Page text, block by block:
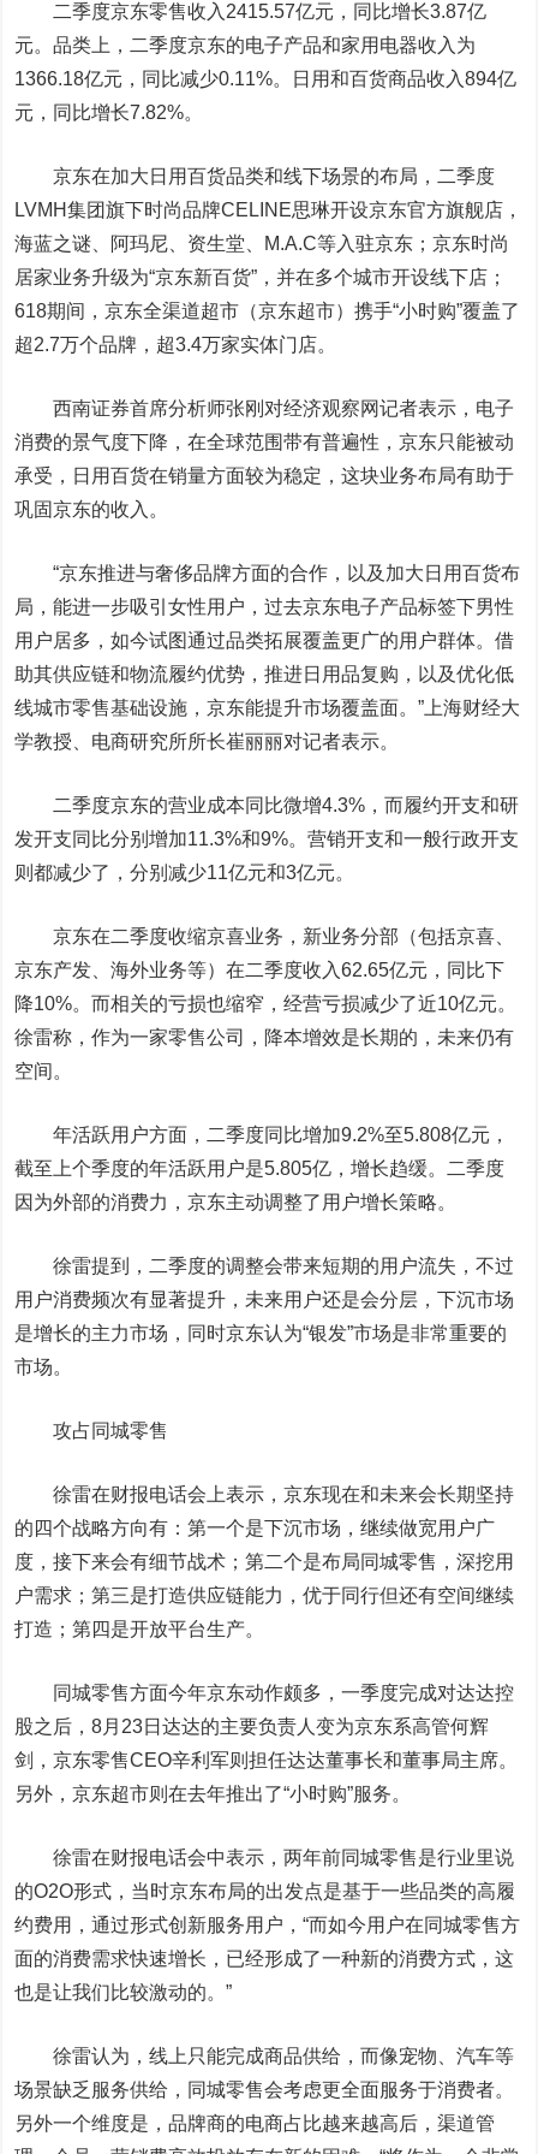
二季度京东零售收入2415.57亿元，同比增长3.87亿
元。品类上，二季度京东的电子产品和家用电器收入为
1366.18亿元，同比减少0.11%。日用和百货商品收入894亿
元，同比增长7.82%。
京东在加大日用百货品类和线下场景的布局，二季度
LVMH集团旗下时尚品牌CELINE思琳开设京东官方旗舰店，
海蓝之谜、阿玛尼、资生堂、M.A.C等入驻京东；京东时尚
居家业务升级为“京东新百货”，并在多个城市开设线下店；
618期间，京东全渠道超市（京东超市）携手“小时购”覆盖了
超2.7万个品牌，超3.4万家实体门店。
西南证券首席分析师张刚对经济观察网记者表示，电子
消费的景气度下降，在全球范围带有普遍性，京东只能被动
承受，日用百货在销量方面较为稳定，这块业务布局有助于
巩固京东的收入。
“京东推进与奢侈品牌方面的合作，以及加大日用百货布
局，能进一步吸引女性用户，过去京东电子产品标签下男性
用户居多，如今试图通过品类拓展覆盖更广的用户群体。借
助其供应链和物流履约优势，推进日用品复购，以及优化低
线城市零售基础设施，京东能提升市场覆盖面。”上海财经大
学教授、电商研究所所长崔丽丽对记者表示。
二季度京东的营业成本同比微增4.3%，而履约开支和研
发开支同比分别增加11.3%和9%。营销开支和一般行政开支
则都减少了，分别减少11亿元和3亿元。
京东在二季度收缩京喜业务，新业务分部（包括京喜、
京东产发、海外业务等）在二季度收入62.65亿元，同比下
降10%。而相关的亏损也缩窄，经营亏损减少了近10亿元。
徐雷称，作为一家零售公司，降本增效是长期的，未来仍有
空间。
年活跃用户方面，二季度同比增加9.2%至5.808亿元，
截至上个季度的年活跃用户是5.805亿，增长趋缓。二季度
因为外部的消费力，京东主动调整了用户增长策略。
徐雷提到，二季度的调整会带来短期的用户流失，不过
用户消费频次有显著提升，未来用户还是会分层，下沉市场
是增长的主力市场，同时京东认为“银发”市场是非常重要的
市场。
攻占同城零售
徐雷在财报电话会上表示，京东现在和未来会长期坚持
的四个战略方向有：第一个是下沉市场，继续做宽用户广
度，接下来会有细节战术；第二个是布局同城零售，深挖用
户需求；第三是打造供应链能力，优于同行但还有空间继续
打造；第四是开放平台生产。
同城零售方面今年京东动作颇多，一季度完成对达达控
股之后，8月23日达达的主要负责人变为京东系高管何辉
剑，京东零售CEO辛利军则担任达达董事长和董事局主席。
另外，京东超市则在去年推出了“小时购”服务。
徐雷在财报电话会中表示，两年前同城零售是行业里说
的O2O形式，当时京东布局的出发点是基于一些品类的高履
约费用，通过形式创新服务用户，“而如今用户在同城零售方
面的消费需求快速增长，已经形成了一种新的消费方式，这
也是让我们比较激动的。”
徐雷认为，线上只能完成商品供给，而像宠物、汽车等
场景缺乏服务供给，同城零售会考虑更全面服务于消费者。
另外一个维度是，品牌商的电商占比越来越高后，渠道管